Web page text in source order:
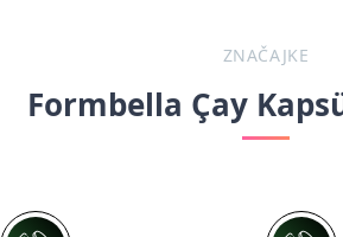
ZNAČAJKE
Formbella Çay